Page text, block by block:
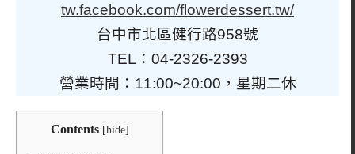
tw.facebook.com/flowerdessert.tw/
台中市北區健行路958號
TEL：04-2326-2393
營業時間：11:00~20:00，星期二休
Contents [hide]